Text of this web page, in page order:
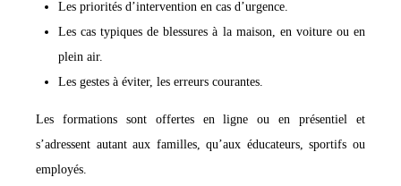
Les priorités d’intervention en cas d’urgence.
Les cas typiques de blessures à la maison, en voiture ou en
plein air.
Les gestes à éviter, les erreurs courantes.
Les formations sont offertes en ligne ou en présentiel et
s’adressent autant aux familles, qu’aux éducateurs, sportifs ou
employés.